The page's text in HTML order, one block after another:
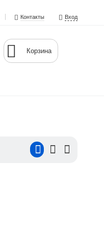
Контакты Вход
Корзина